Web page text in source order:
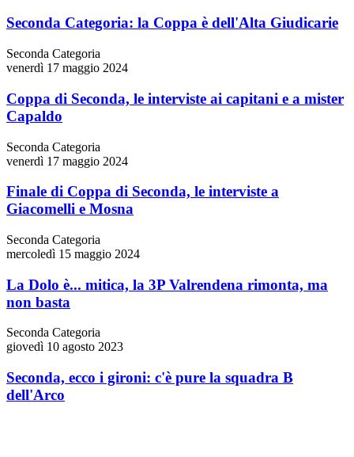
Seconda Categoria: la Coppa è dell'Alta Giudicarie
Seconda Categoria
venerdì 17 maggio 2024
Coppa di Seconda, le interviste ai capitani e a mister
Capaldo
Seconda Categoria
venerdì 17 maggio 2024
Finale di Coppa di Seconda, le interviste a
Giacomelli e Mosna
Seconda Categoria
mercoledì 15 maggio 2024
La Dolo è... mitica, la 3P Valrendena rimonta, ma
non basta
Seconda Categoria
giovedì 10 agosto 2023
Seconda, ecco i gironi: c'è pure la squadra B
dell'Arco